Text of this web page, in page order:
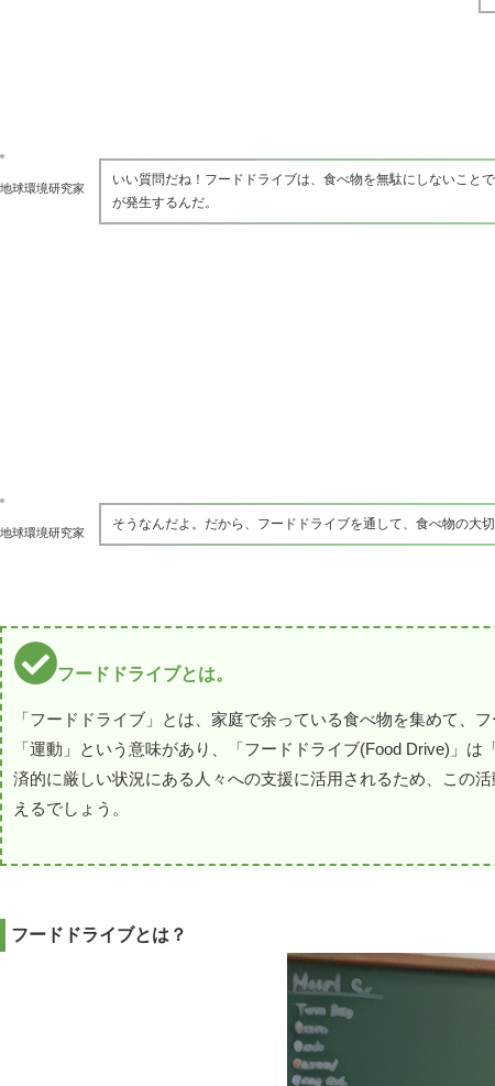
地球環境研究家
いい質問だね！フードドライブは、食べ物を無駄にしないこと
が発生するんだ。
地球環境研究家
そうなんだよ。だから、フードドライブを通して、食べ物の大
フードドライブとは。
「フードドライブ」とは、家庭で余っている食べ物を集めて、
「運動」という意味があり、「フードドライブ(Food Drive)」
済的に厳しい状況にある人々への支援に活用されるため、この
えるでしょう。
フードドライブとは？